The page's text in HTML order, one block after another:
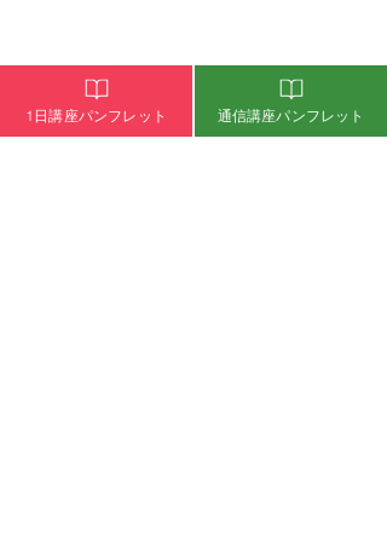
介護リハビリセラピスト通信講座・1日講座
介護リハビリセラピーとは
介護リハビリセラピスト資格通信講座概要
1日講座パンフレット 通信講座パンフレット